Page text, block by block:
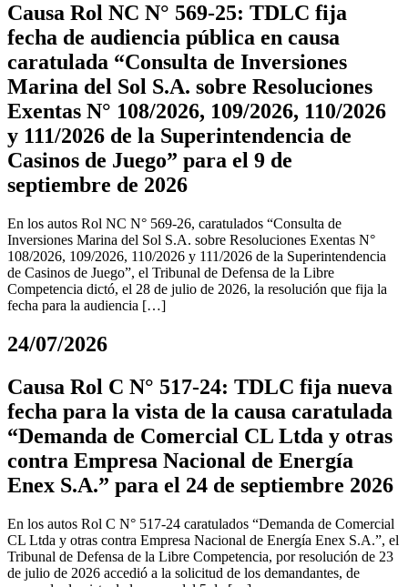
Causa Rol NC N° 569-25: TDLC fija
fecha de audiencia pública en causa
caratulada “Consulta de Inversiones
Marina del Sol S.A. sobre Resoluciones
Exentas N° 108/2026, 109/2026, 110/2026
y 111/2026 de la Superintendencia de
Casinos de Juego” para el 9 de
septiembre de 2026
En los autos Rol NC N° 569-26, caratulados “Consulta de
Inversiones Marina del Sol S.A. sobre Resoluciones Exentas N°
108/2026, 109/2026, 110/2026 y 111/2026 de la Superintendencia
de Casinos de Juego”, el Tribunal de Defensa de la Libre
Competencia dictó, el 28 de julio de 2026, la resolución que fija la
fecha para la audiencia […]
24/07/2026
Causa Rol C N° 517-24: TDLC fija nueva
fecha para la vista de la causa caratulada
“Demanda de Comercial CL Ltda y otras
contra Empresa Nacional de Energía
Enex S.A.” para el 24 de septiembre 2026
En los autos Rol C N° 517-24 caratulados “Demanda de Comercial
CL Ltda y otras contra Empresa Nacional de Energía Enex S.A.”, el
Tribunal de Defensa de la Libre Competencia, por resolución de 23
de julio de 2026 accedió a la solicitud de los demandantes, de